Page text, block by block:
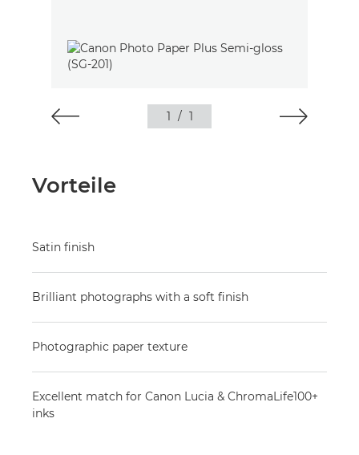
1 / 1
Vorteile
Satin finish
Brilliant photographs with a soft finish
Photographic paper texture
Excellent match for Canon Lucia & ChromaLife100+
inks